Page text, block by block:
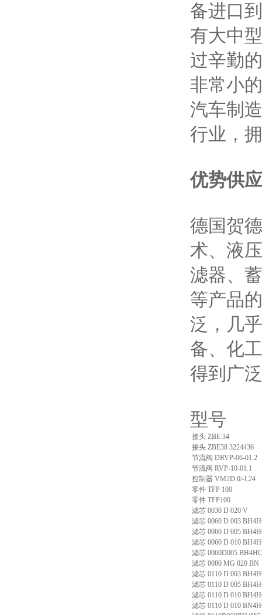
备进口
有大中
过辛勤
非常小
汽车制
行业，
优势供
德国贺
术、液
滤器、
等产品
泛，几
备、化
得到广
型号
接头 ZBE 34
接头 ZBE38 3224436
节流阀 DRVP-06-01.2
节流阀 RVP-10-01.1
控制器 VM2D.0/-L24
零件 TFP 100
零件 TFP100
滤芯 0030 D 020 V
滤芯 0060 D 003
滤芯 0060 D 005
滤芯 0060 D 010
滤芯 0060D005 BH4HC
滤芯 0080 MG 020 BN
滤芯 0110 D 003
滤芯 0110 D 005
滤芯 0110 D 010
滤芯 0110 D 010